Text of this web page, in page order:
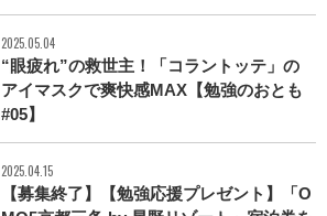
2025.05.04
“眼疲れ”の救世主！「コラントッテ」の
アイマスクで爽快感MAX【勉強のおとも
#05】
2025.04.15
【募集終了】【勉強応援プレゼント】「O